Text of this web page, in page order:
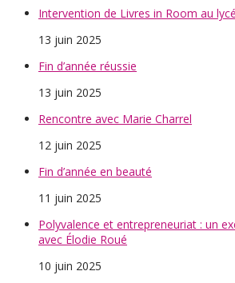
Intervention de Livres in Room au
13 juin 2025
Fin d’année réussie
13 juin 2025
Rencontre avec Marie Charrel
12 juin 2025
Fin d’année en beauté
11 juin 2025
Polyvalence et entrepreneuriat : un
avec Élodie Roué
10 juin 2025